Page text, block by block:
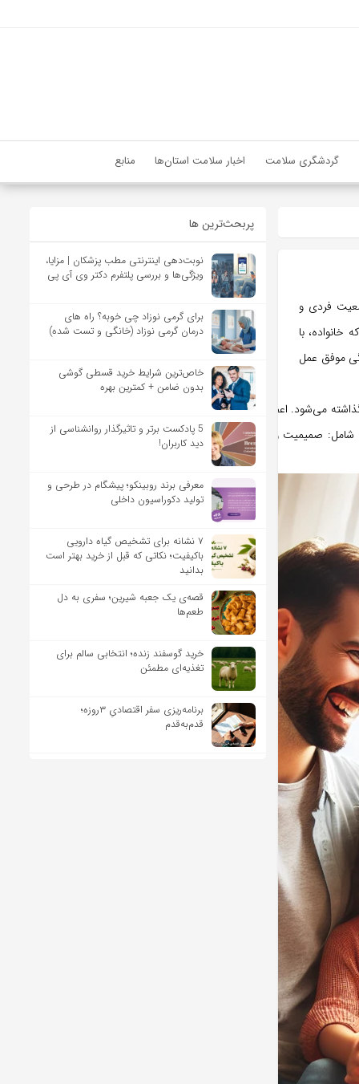
گردشگری سلامت اخبار سلامت استان‌ها منابع
فردی و
با
موفق عمل
می‌شود. اعضای چنین خانواده‌ای نه تنها به
صمیمیت و همدلی، ارج نهادن به آزادی،
پربحث‌‌ترین ها
نوبت‌دهی اینترنتی مطب پزشکان | مزایا،
ویژگی‌ها و بررسی پلتفرم دکتر وی آی پی
برای گرمی نوزاد چی خوبه؟ راه های
درمان گرمی نوزاد (خانگی و تست شده)
خاص‌ترین شرایط خرید قسطی گوشی
بدون ضامن + کمترین بهره
5 پادکست برتر و تاثیرگذار روانشناسی از
دید کاربران!
معرفی برند روبینکو؛ پیشگام در طرحی و
تولید دکوراسیون داخلی
۷ نشانه برای تشخیص گیاه دارویی
باکیفیت؛ نکاتی که قبل از خرید بهتر است
بدانید
قصه‌ی یک جعبه شیرین؛ سفری به دل
طعم‌ها
خرید گوسفند زنده؛ انتخابی سالم برای
تغذیه‌ای مطمئن
برنامه‌ریزی سفر اقتصادیِ ۳روزه؛
قدم‌به‌قدم